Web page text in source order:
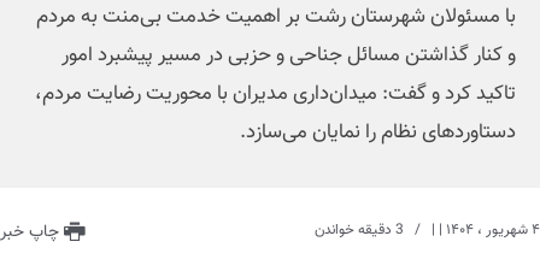
با مسئولان شهرستان رشت بر اهمیت خدمت بی‌منت به مردم
و کنار گذاشتن مسائل جناحی و حزبی در مسیر پیشبرد امور
تاکید کرد و گفت: میدان‌داری مدیران با محوریت رضایت مردم،
دستاوردهای نظام را نمایان می‌سازد.
۴ شهریور ، ۱۴۰۴ | | چاپ خبر